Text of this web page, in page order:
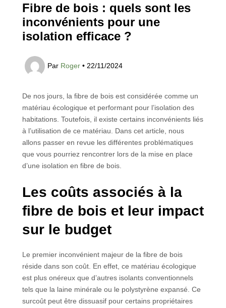
Fibre de bois : quels sont les
inconvénients pour une
isolation efficace ?
Par Roger • 22/11/2024
De nos jours, la fibre de bois est considérée comme un
matériau écologique et performant pour l’isolation des
habitations. Toutefois, il existe certains inconvénients liés
à l’utilisation de ce matériau. Dans cet article, nous
allons passer en revue les différentes problématiques
que vous pourriez rencontrer lors de la mise en place
d’une isolation en fibre de bois.
Les coûts associés à la
fibre de bois et leur impact
sur le budget
Le premier inconvénient majeur de la fibre de bois
réside dans son coût. En effet, ce matériau écologique
est plus onéreux que d’autres isolants conventionnels
tels que la laine minérale ou le polystyrène expansé. Ce
surcoût peut être dissuasif pour certains propriétaires